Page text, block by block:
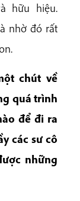
hữu hiệu.
nhờ đó rất
chút về
quá trình
để đi ra
các sư cô
những